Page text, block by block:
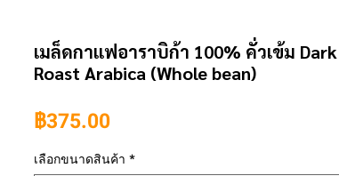
เมล็ดกาแฟอาราบิก้า 100% คั่วเข้ม Dark
Roast Arabica (Whole bean)
฿375.00ราคา
เลือกขนาดสินค้า *